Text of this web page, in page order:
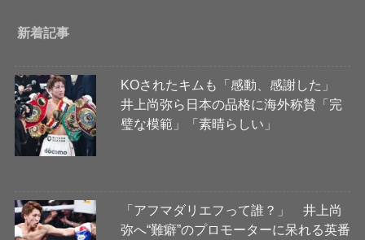
新着記事
KOされたキムも「感動、感謝した」
井上尚弥ら日本の品格に海外称賛「完
璧な模範」「素晴らしい」
「アフマダリエフって誰？」 井上尚
弥へ“難癖”のプロモーターに呆れる英番